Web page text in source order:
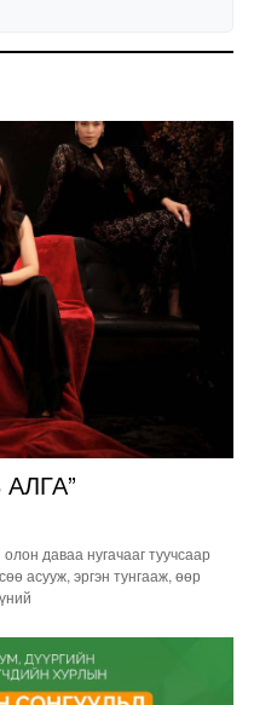
АЛГА”
даваа нугачааг туучсаар
асууж, эргэн тунгааж, өөр